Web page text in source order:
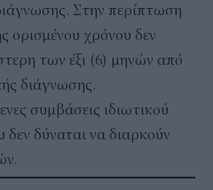
Στην περίπτωση
ορισμένου χρόνου δεν
των έξι (6) μηνών από
διάγνωσης.
συμβάσεις ιδιωτικού
δεν δύναται να διαρκούν